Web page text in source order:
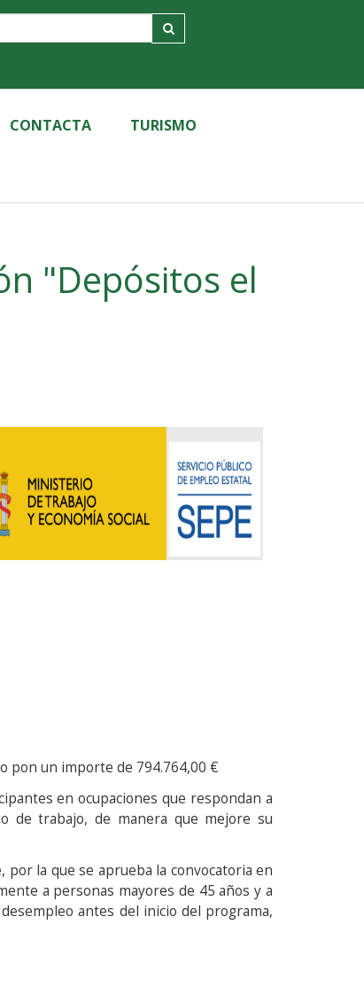
CONTACTA TURISMO
"Depósitos el
pon un importe de 794.764,00 €
en ocupaciones que respondan a
de trabajo, de manera que mejore su
la que se aprueba la convocatoria en
a personas mayores de 45 años y a
antes del inicio del programa,